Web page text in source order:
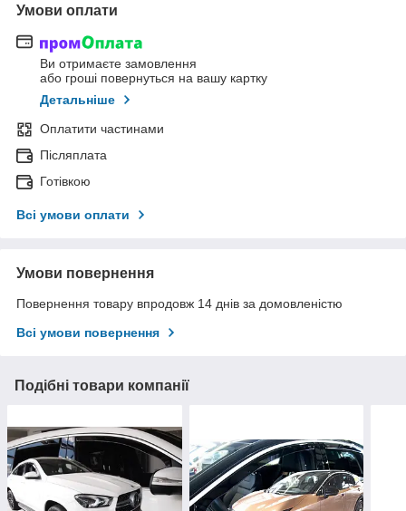
Умови оплати
Ви отримаєте замовлення
або гроші повернуться на вашу картку
Детальніше
Оплатити частинами
Післяплата
Готівкою
Всі умови оплати
Умови повернення
Повернення товару впродовж 14 днів за домовленістю
Всі умови повернення
Подібні товари компанії